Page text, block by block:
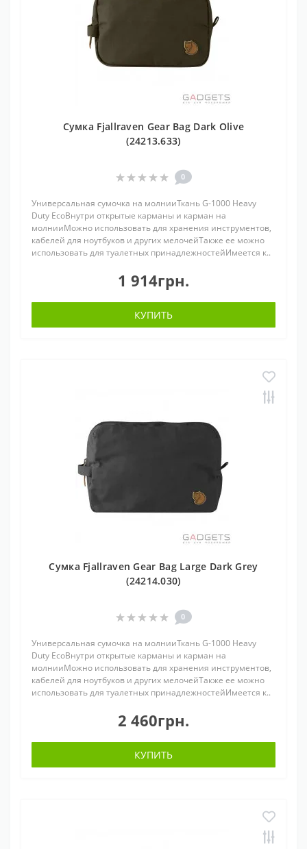
Сумка Fjallraven Gear Bag Dark Olive
(24213.633)
0
Универсальная сумочка на молнииТкань G-1000 Heavy
Duty EcoВнутри открытые карманы и карман на
молнииМожно использовать для хранения инструментов,
кабелей для ноутбуков и других мелочейТакже ее можно
использовать для туалетных принадлежностейИмеется к..
1 914грн.
КУПИТЬ
Сумка Fjallraven Gear Bag Large Dark Grey
(24214.030)
0
Универсальная сумочка на молнииТкань G-1000 Heavy
Duty EcoВнутри открытые карманы и карман на
молнииМожно использовать для хранения инструментов,
кабелей для ноутбуков и других мелочейТакже ее можно
использовать для туалетных принадлежностейИмеется к..
2 460грн.
КУПИТЬ